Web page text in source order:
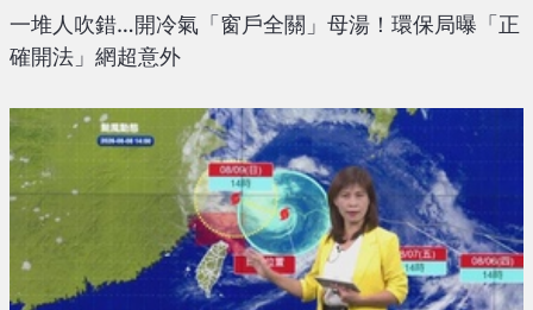
一堆人吹錯…開冷氣「窗戶全關」母湯！環保局曝「正
確開法」網超意外